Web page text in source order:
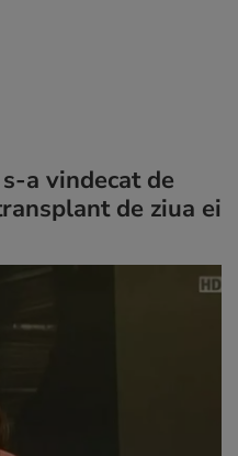
a vindecat de
de ziua ei